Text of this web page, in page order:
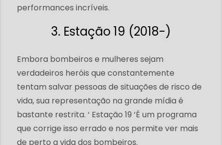
performances incríveis.
3. Estação 19 (2018-)
Embora bombeiros e mulheres sejam
verdadeiros heróis que constantemente
tentam salvar pessoas de situações de risco de
vida, sua representação na grande mídia é
bastante restrita. ‘ Estação 19 ‘É um programa
que corrige isso errado e nos permite ver mais
de perto a vida dos bombeiros.